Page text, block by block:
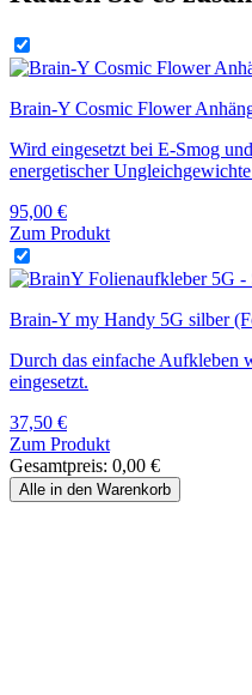
Brain-Y Cosmic Flower
Wird eingesetzt bei E-Smog
energetischer
95,00 €
Zum Produkt
Brain-Y my Handy 5G silber
Durch das einfache Aufkleben
eingesetzt.
37,50 €
Zum Produkt
Gesamtpreis: 0,00 €
Alle in den Warenkorb